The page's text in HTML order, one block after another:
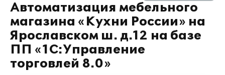
Автоматизация мебельного
магазина «Кухни России» на
Ярославском ш. д.12 на базе
ПП «1С:Управление
торговлей 8.0»